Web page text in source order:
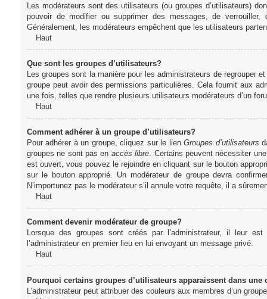
Les modérateurs sont des utilisateurs (ou groupes d’utilisateurs)
pouvoir de modifier ou supprimer des messages, de
Généralement, les modérateurs empêchent que les utilisateurs
Haut
Que sont les groupes d’utilisateurs?
Les groupes sont la manière pour les administrateurs de regrouper
groupe peut avoir des permissions particulières. Cela fournit aux
une fois, telles que rendre plusieurs utilisateurs modérateurs d’un
Haut
Comment adhérer à un groupe d’utilisateurs?
Pour adhérer à un groupe, cliquez sur le lienGroupes d’utilisateurs
groupes ne sont pas en accès libre. Certains peuvent nécessiter
est ouvert, vous pouvez le rejoindre en cliquant sur le bouton
sur le bouton approprié. Un modérateur de groupe devra
N’importunez pas le modérateur s’il annule votre requête, il a
Haut
Comment devenir modérateur de groupe?
Lorsque des groupes sont créés par l’administrateur, il leur
l’administrateur en premier lieu en lui envoyant un message privé.
Haut
Pourquoi certains groupes d’utilisateurs apparaissent dans une
L’administrateur peut attribuer des couleurs aux membres d’un